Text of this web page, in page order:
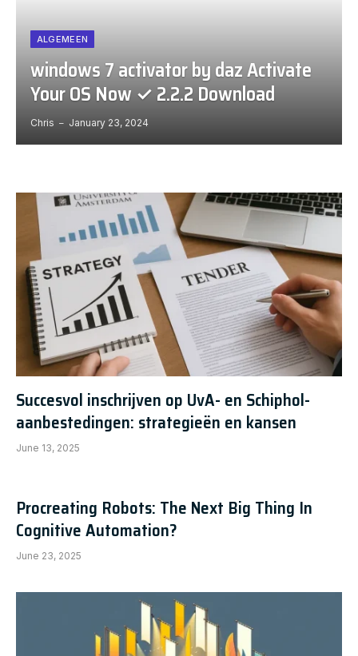
ALGEMEEN
windows 7 activator by daz Activate
Your OS Now ✓ 2.2.2 Download
Chris January 23, 2024
Succesvol inschrijven op UvA- en Schiphol-
aanbestedingen: strategieën en kansen
June 13, 2025
Procreating Robots: The Next Big Thing In
Cognitive Automation?
June 23, 2025